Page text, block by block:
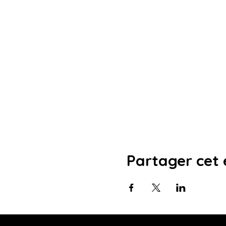
Partager cet